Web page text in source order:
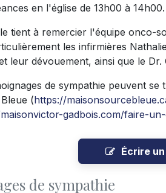
en l'église de 13h00 à 14h00.
tient à remercier l'équipe onco-
les infirmières
leur dévouement, ainsi que le Dr.
de sympathie peuvent
(https://
gadbois.com/faire-
Écrire
de sympathie